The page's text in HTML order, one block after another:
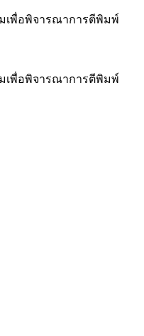
เพื่อพิจารณาการตีพิมพ์
เพื่อพิจารณาการตีพิมพ์